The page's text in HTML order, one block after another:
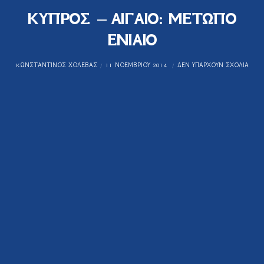
ΚΥΠΡΟΣ – ΑΙΓΑΙΟ: ΜΕΤΩΠΟ
ΕΝΙΑΙΟ
KΩΝΣΤΑΝΤΊΝΟΣ ΧΟΛΈΒΑΣ 11 ΝΟΕΜΒΡΊΟΥ 2014 ΔΕΝ ΥΠΆΡΧΟΥΝ ΣΧΌΛΙΑ